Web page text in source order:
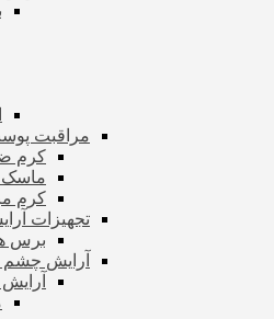
مراقبت
کرم
کرم
تجهیزات
برس
آرایش چشم
آرایش